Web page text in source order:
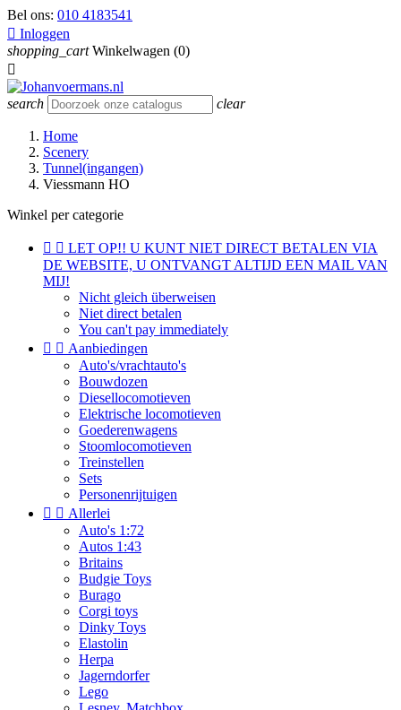
Bel ons: 010 4183541
 Inloggen
shopping_cart Winkelwagen (0)

search clear
Home
Scenery
Tunnel(ingangen)
Viessmann HO
Winkel per categorie
  LET OP!! U KUNT NIET DIRECT BETALEN VIA
DE WEBSITE, U ONTVANGT ALTIJD EEN MAIL VAN
MIJ!
Nicht gleich überweisen
Niet direct betalen
You can't pay immediately
  Aanbiedingen
Auto's/vrachtauto's
Bouwdozen
Diesellocomotieven
Elektrische locomotieven
Goederenwagens
Stoomlocomotieven
Treinstellen
Sets
Personenrijtuigen
  Allerlei
Auto's 1:72
Autos 1:43
Britains
Budgie Toys
Burago
Corgi toys
Dinky Toys
Elastolin
Herpa
Jagerndorfer
Lego